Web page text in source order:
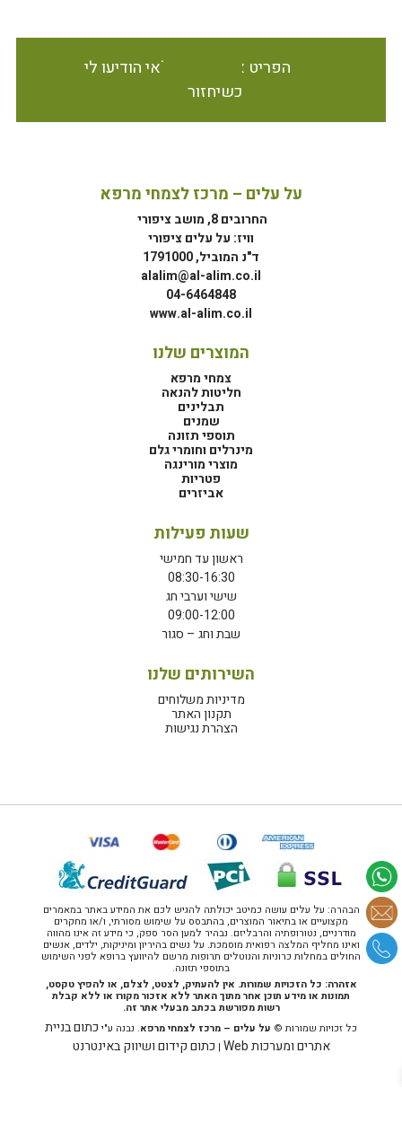
הפריט אינו זמין במלאי הודיעו לי
כשיחזור
על עלים – מרכז לצמחי מרפא
החרובים 8, מושב ציפורי
וויז: על עלים ציפורי
ד"נ המוביל, 1791000
alalim@al-alim.co.il
04-6464848
www.al-alim.co.il
המוצרים שלנו
צמחי מרפא
חליטות להנאה
תבלינים
שמנים
תוספי תזונה
מינרלים וחומרי גלם
מוצרי מורינגה
פטריות
אביזרים
שעות פעילות
ראשון עד חמישי
08:30-16:30
שישי וערבי חג
09:00-12:00
שבת וחג – סגור
השירותים שלנו
מדיניות משלוחים
תקנון האתר
הצהרת נגישות
הבהרה: על עלים עושה כמיטב יכולתה להגיש לכם את המידע באתר במאמרים
מקצועיים או בתיאור המוצרים, בהתבסס על שימוש מסורתי, ו/או מחקרים
מודרניים, נטורופתיה והרבליזם. נבהיר למען הסר ספק, כי מידע זה אינו מהווה
ואינו מחליף המלצה רפואית מוסמכת. על נשים בהיריון ומיניקות, ילדים, אנשים
החולים במחלות כרוניות והנוטלים תרופות מרשם להיוועץ ברופא לפני השימוש
בתוספי תזונה.
אזהרה: כל הזכויות שמורות. אין להעתיק, לצטט, לצלם, או להפיץ טקסט,
תמונות או מידע תוכן אחר מתוך האתר ללא אזכור מקורו או ללא קבלת
רשות מפורשת בכתב מבעלי אתר זה.
כל זכויות שמורות © על עלים – מרכז לצמחי מרפא. נבנה ע"יכתום בניית
אתרים ומערכות Web
| כתום קידום ושיווק באינטרנט